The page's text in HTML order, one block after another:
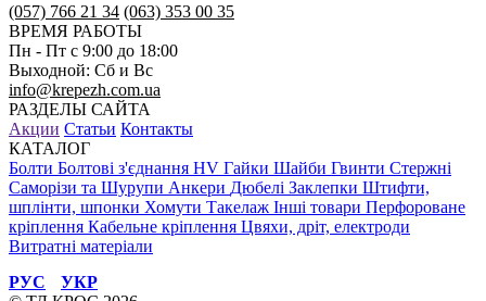
(057) 766 21 34 (063) 353 00 35
ВРЕМЯ РАБОТЫ
Пн - Пт с 9:00 до 18:00
Выходной: Сб и Вс
info@krepezh.com.ua
РАЗДЕЛЫ САЙТА
Акции Статьи Контакты
КАТАЛОГ
Болти Болтові з'єднання HV Гайки Шайби Гвинти Стержні
Саморізи та Шурупи Анкери Дюбелі Заклепки Штифти,
шплінти, шпонки Хомути Такелаж Інші товари Перфороване
кріплення Кабельне кріплення Цвяхи, дріт, електроди
Витратні матеріали
РУС
УКР